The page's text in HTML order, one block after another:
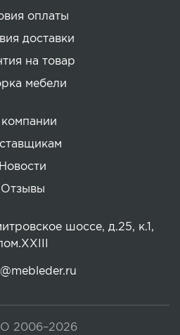
оплаты
доставки
на товар
мебели
Новости
Отзывы
шоссе, д.25, к.1,
2006–2026